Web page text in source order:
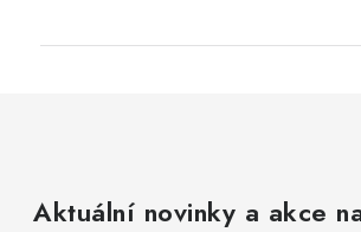
Aktuální novinky a akce